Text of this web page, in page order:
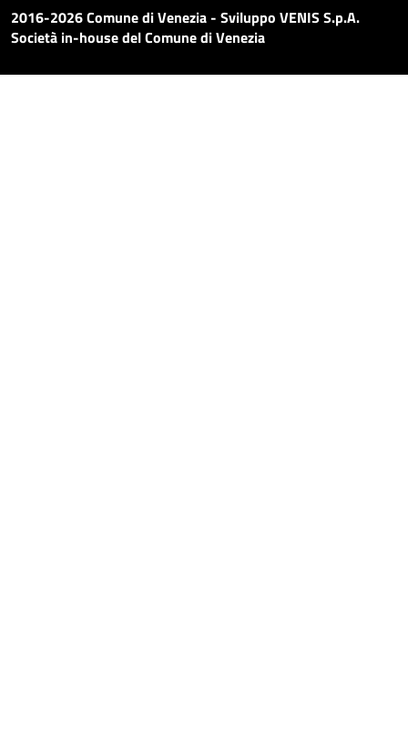
2016-2026 Comune di Venezia - Sviluppo VENIS S.p.A.
Società in-house del Comune di Venezia